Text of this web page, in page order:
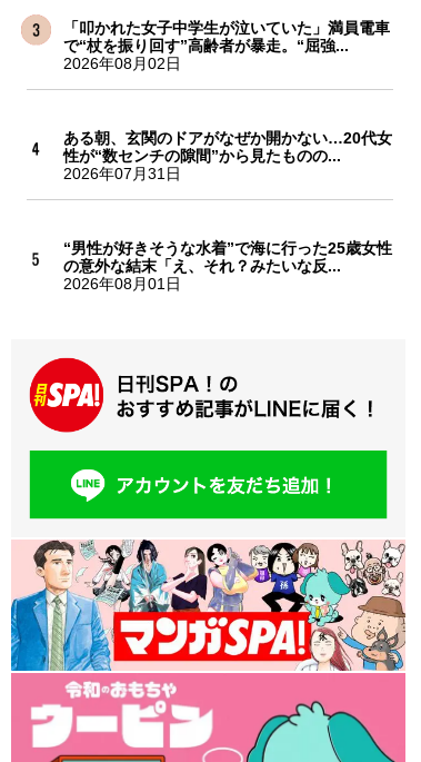
「叩かれた女子中学生が泣いていた」満員電車
で“杖を振り回す”高齢者が暴走。“屈強...
2026年08月02日
ある朝、玄関のドアがなぜか開かない…20代女
性が“数センチの隙間”から見たものの...
2026年07月31日
“男性が好きそうな水着”で海に行った25歳女性
の意外な結末「え、それ？みたいな反...
2026年08月01日